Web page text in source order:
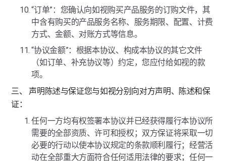
“订单”：您确认向如视购买产品服务的订购文件，其
中含有购买的产品服务名称、服务期限、配置、计费
方式、金额、对账方式等信息。
“协议金额”：根据本协议、构成本协议的其它文件
（如订单、补充协议等）约定，您应付给如视的款
项。
三、 声明陈述与保证您与如视分别向对方声明、陈述和保
证：
任何一方均有权签署本协议并已经获得履行本协议所
需要的全部资质、许可和授权；双方保证将采取一切
必要的行动以使本协议规定的条款顺利履行；经营活
动在全部重大方面符合任何适用法律的要求；任何一